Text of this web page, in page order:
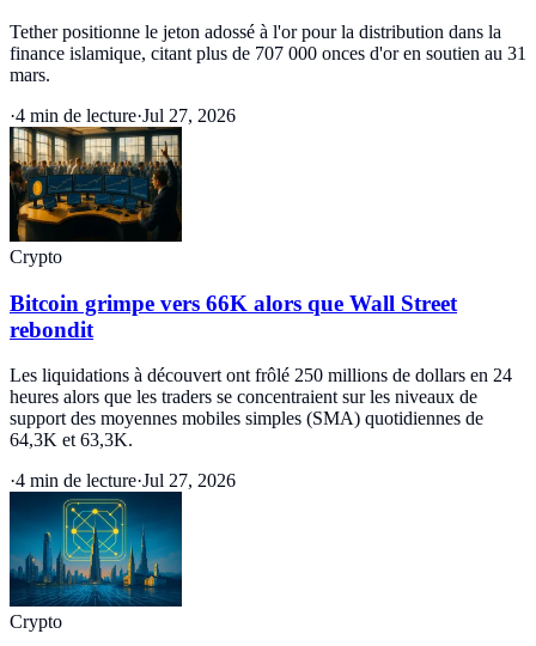
Tether positionne le jeton adossé à l'or pour la distribution dans la
finance islamique, citant plus de 707 000 onces d'or en soutien au 31
mars.
·4 min de lecture·Jul 27, 2026
Crypto
Bitcoin grimpe vers 66K alors que Wall Street
rebondit
Les liquidations à découvert ont frôlé 250 millions de dollars en 24
heures alors que les traders se concentraient sur les niveaux de
support des moyennes mobiles simples (SMA) quotidiennes de
64,3K et 63,3K.
·4 min de lecture·Jul 27, 2026
Crypto